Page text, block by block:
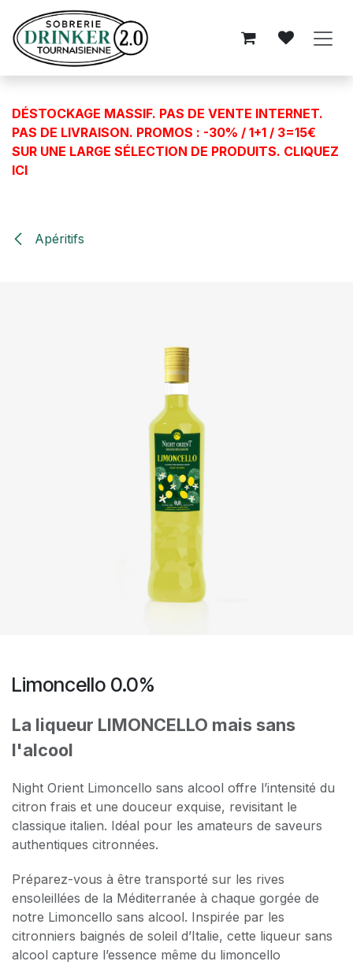
Se rendre au contenu
DÉSTOCKAGE MASSIF. PAS DE VENTE INTERNET.
PAS DE LIVRAISON. PROMOS : -30% / 1+1 / 3=15€
SUR UNE LARGE SÉLECTION DE PRODUITS. CLIQUEZ
ICI
Apéritifs
Limoncello 0.0%
La liqueur LIMONCELLO mais sans
l'alcool
Night Orient Limoncello sans alcool offre l’intensité du
citron frais et une douceur exquise, revisitant le
classique italien. Idéal pour les amateurs de saveurs
authentiques citronnées.
Préparez-vous à être transporté sur les rives
ensoleillées de la Méditerranée à chaque gorgée de
notre Limoncello sans alcool. Inspirée par les
citronniers baignés de soleil d’Italie, cette liqueur sans
alcool capture l’essence même du limoncello